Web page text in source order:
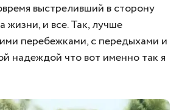
выстреливший в сторону
жизни, и все. Так, лучше
перебежками, с передыхами и
надеждой что вот именно так я